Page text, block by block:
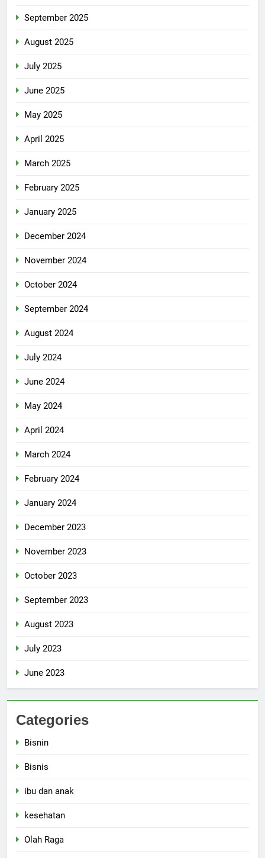
September 2025
August 2025
July 2025
June 2025
May 2025
April 2025
March 2025
February 2025
January 2025
December 2024
November 2024
October 2024
September 2024
August 2024
July 2024
June 2024
May 2024
April 2024
March 2024
February 2024
January 2024
December 2023
November 2023
October 2023
September 2023
August 2023
July 2023
June 2023
Categories
Bisnin
Bisnis
ibu dan anak
kesehatan
Olah Raga